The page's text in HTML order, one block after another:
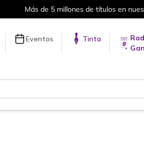
Envíos a todo el mundo, para más
Eventos Tinta